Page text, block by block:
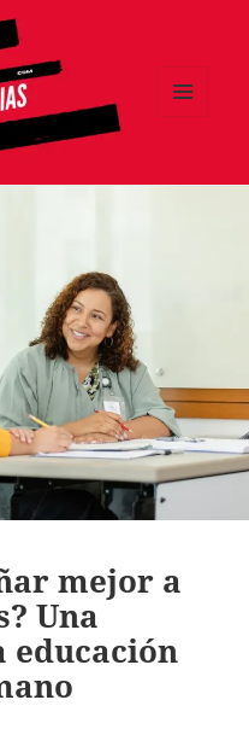
mejor a
Una
educación